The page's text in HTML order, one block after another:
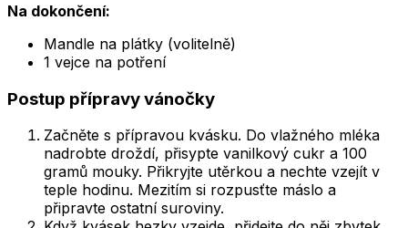
Na dokončení:
Mandle na plátky (volitelně)
1 vejce na potření
Postup přípravy vánočky
Začněte s přípravou kvásku. Do vlažného mléka
nadrobte droždí, přisypte vanilkový cukr a 100
gramů mouky. Přikryjte utěrkou a nechte vzejít v
teple hodinu. Mezitím si rozpusťte máslo a
připravte ostatní suroviny.